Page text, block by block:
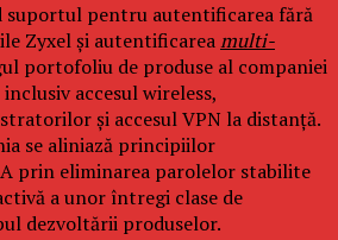
suportul pentru autentificarea fără
Zyxel și autentificareamulti-
portofoliu de produse al companiei
accesul wireless,
și accesul VPN la distanță.
se aliniază principiilor
prin eliminarea parolelor stabilite
a unor întregi clase de
dezvoltării produselor.